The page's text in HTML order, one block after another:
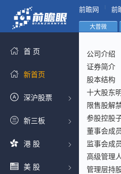
前瞻网 前
首 页
新首页
深沪股票
新三板
港 股
美 股
大普微
公司介绍
证券简介
股本结构
十大股东
限售股解
参股控股
董事会成员
监事会成员
高级管理
管理层持